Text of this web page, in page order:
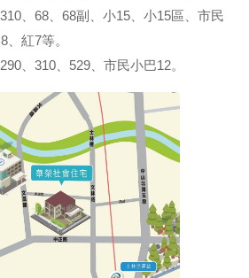
、68、68副、小15、小15區、市民
紅7等。
、310、529、市民小巴12。